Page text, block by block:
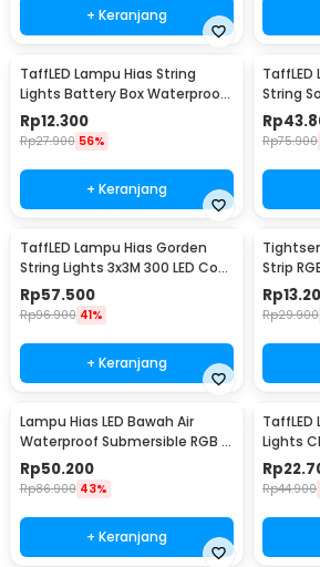
+ Keranjang
TaffLED Lampu Hias String
Lights Battery Box Waterproof
50 LED 5M - G5
Rp12.300
Rp27.900 56%
+ Keranjang
TaffLED
String
Mode
Rp
Rp75.900
TaffLED Lampu Hias Gorden
String Lights 3x3M 300 LED Cool
White 18W - 300L
Rp57.500
Rp96.900 41%
+ Keranjang
Strip
Rp
Rp29.900
Lampu Hias LED Bawah Air
Waterproof Submersible RGB 2
PCS with Remote - 13017
Rp50.200
Rp86.900 43%
+ Keranjang
TaffLED
Lights
White
Rp
Rp44.900